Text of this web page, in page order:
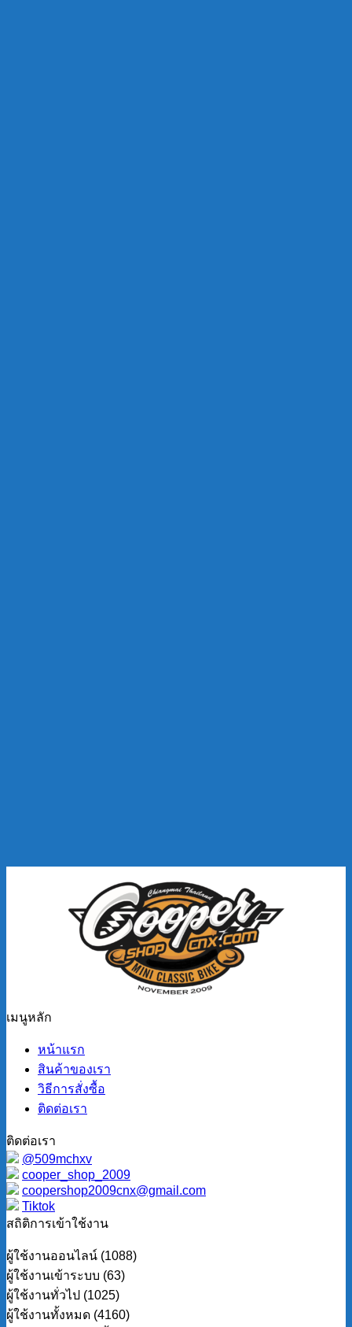
เมนูหลัก
หน้าแรก
สินค้าของเรา
วิธีการสั่งซื้อ
ติดต่อเรา
ติดต่อเรา
@509mchxv
cooper_shop_2009
coopershop2009cnx@gmail.com
Tiktok
สถิติการเข้าใช้งาน
ผู้ใช้งานออนไลน์ (1088)
ผู้ใช้งานเข้าระบบ (63)
ผู้ใช้งานทั่วไป (1025)
ผู้ใช้งานทั้งหมด (4160)